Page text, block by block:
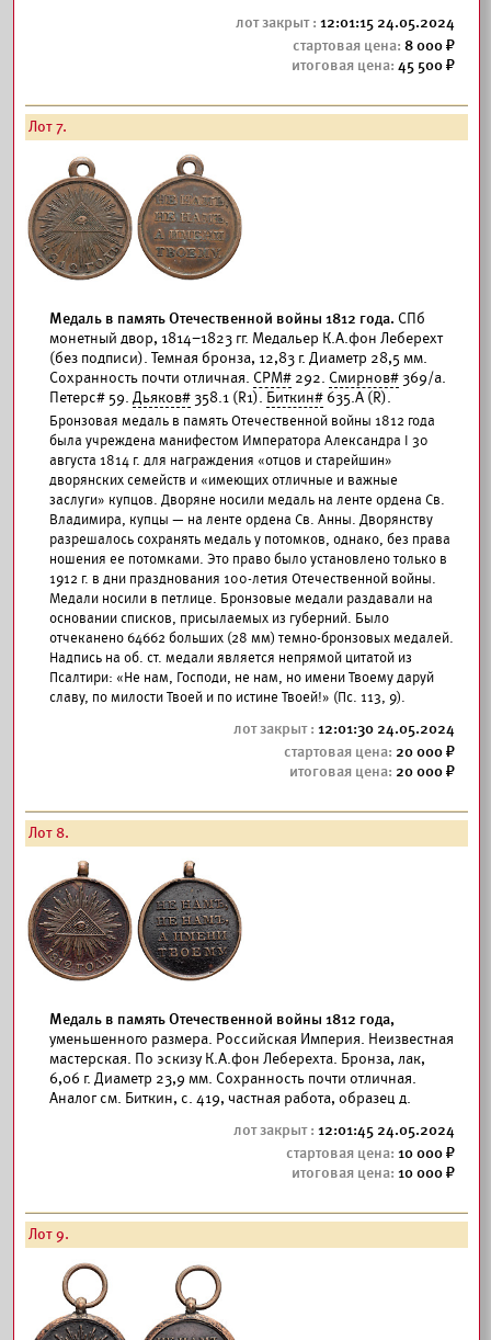
12:01:15 24.05.2024
8 000
45 500
Лот 7.
Медаль в память Отечественной войны 1812 года. СПб
монетный двор, 1814–1823 гг. Медальер К.А.фон Леберехт
(без подписи). Темная бронза, 12,83 г. Диаметр 28,5 мм.
Сохранность почти отличная. СРМ# 292. Смирнов#369/а.
Петерс# 59. Дьяков#358.1 (R1). Биткин# 635.А (R).
Бронзовая медаль в память Отечественной войны 1812 года
была учреждена манифестом Императора Александра I 30
августа 1814 г. для награждения «отцов и старейшин»
дворянских семейств и «имеющих отличные и важные
заслуги» купцов. Дворяне носили медаль на ленте ордена Св.
Владимира, купцы — на ленте ордена Св. Анны. Дворянству
разрешалось сохранять медаль у потомков, однако, без права
ношения ее потомками. Это право было установлено только в
1912 г. в дни празднования 100-летия Отечественной войны.
Медали носили в петлице. Бронзовые медали раздавали на
основании списков, присылаемых из губерний. Было
отчеканено 64662 больших (28 мм) темно-бронзовых медалей.
Надпись на об. ст. медали является непрямой цитатой из
Псалтири: «Не нам, Господи, не нам, но имени Твоему даруй
славу, по милости Твоей и по истине Твоей!» (Пс. 113, 9).
12:01:30 24.05.2024
20 000
20 000
Лот 8.
Медаль в память Отечественной войны 1812 года,
уменьшенного размера. Российская Империя. Неизвестная
мастерская. По эскизу К.А.фон Леберехта. Бронза, лак,
6,06 г. Диаметр 23,9 мм. Сохранность почти отличная.
Аналог см. Биткин, с. 419, частная работа, образец д.
12:01:45 24.05.2024
10 000
10 000
Лот 9.